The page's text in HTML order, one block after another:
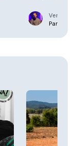
Vendredi
Par